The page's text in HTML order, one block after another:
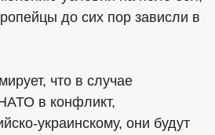
до сих пор зависли в
что в случае
в конфликт,
украинскому, они будут